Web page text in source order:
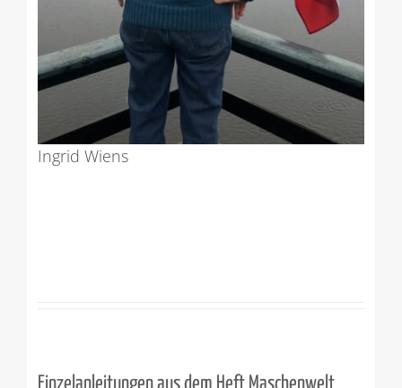
Ingrid Wiens
Einzelanleitungen aus dem Heft Maschenwelt